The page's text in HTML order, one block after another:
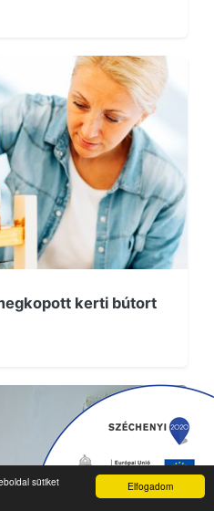
Elfogadom
sütiket
kerti bútort